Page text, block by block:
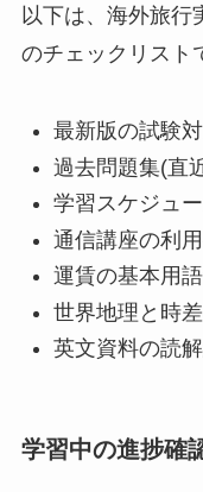
以下は、海外旅行
のチェックリスト
最新版の試験
過去問題集(直
学習スケジュ
通信講座の利
運賃の基本用
世界地理と時
英文資料の読
学習中の進捗確